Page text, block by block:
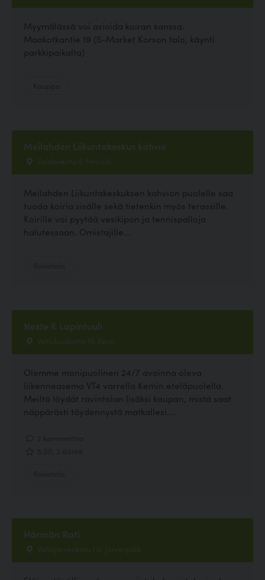
Myymälässä voi asioida koiran kanssa.
Maakotkantie 19 (S-Market Korson talo, käynti
parkkipaikalta)
Meilahden Liikuntakeskus kahvio
Zaidankatu 9, Helsinki
Meilahden Liikuntakeskuksen kahvion puolelle saa
tuoda koiria sisälle sekä tietenkin myös terassille.
Koirille voi pyytää vesikipon ja tennispalloja
halutessaan. Omistajille...
Neste K Lapintuuli
Veitsiluodontie 19, Kemi
Olemme monipuolinen 24/7 avoinna oleva
liikenneasema VT4 varrella Kemin eteläpuolella.
Meiltä löydät ravintolan lisäksi kaupan, mistä saat
näppärästi täydennystä matkallesi....
Härmän Rati
Vähäjärvenkatu 1 a, Järvenpää